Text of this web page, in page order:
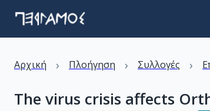
Αρχική › Πλοήγηση › Συλλογές ›
The virus crisis affects